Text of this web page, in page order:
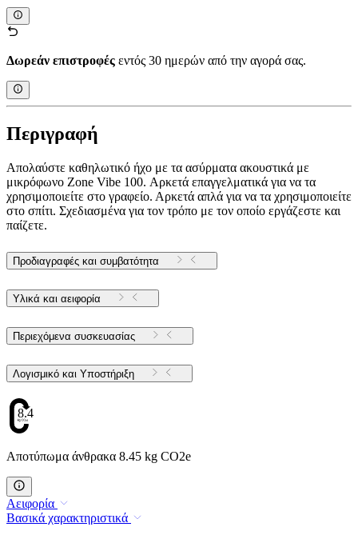
Δωρεάν επιστροφές εντός 30 ημερών από την αγορά σας.
Περιγραφή
Απολαύστε καθηλωτικό ήχο με τα ασύρματα ακουστικά με
μικρόφωνο Zone Vibe 100. Αρκετά επαγγελματικά για να τα
χρησιμοποιείτε στο γραφείο. Αρκετά απλά για να τα χρησιμοποιείτε
στο σπίτι. Σχεδιασμένα για τον τρόπο με τον οποίο εργάζεστε και
παίζετε.
Προδιαγραφές και συμβατότητα
Υλικά και αειφορία
Περιεχόμενα συσκευασίας
Λογισμικό και Υποστήριξη
8.45
Αποτύπωμα άνθρακα 8.45 kg CO2e
Αειφορία
Βασικά χαρακτηριστικά